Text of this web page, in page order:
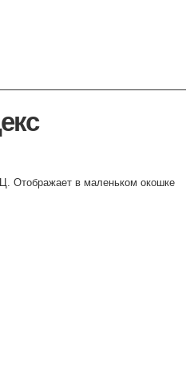
Отображает в маленьком окошке